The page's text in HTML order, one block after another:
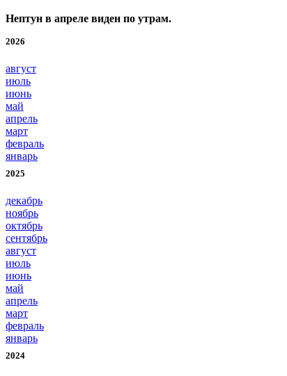
Нептун в апреле виден по утрам.
2026
август
июль
июнь
май
апрель
март
февраль
январь
2025
декабрь
ноябрь
октябрь
сентябрь
август
июль
июнь
май
апрель
март
февраль
январь
2024